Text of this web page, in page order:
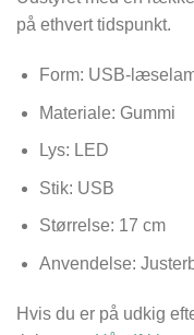
på ethvert tidspunkt.
Form: USB-
Materiale: Gummi
Lys: LED
Stik: USB
Størrelse: 17 cm
Anvendelse:
Hvis du er på udkig